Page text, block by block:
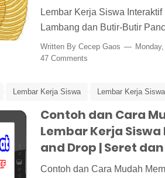
Lembar Kerja Siswa
Lambang dan Butir-Butir
Written By Cecep Gaos
47 Comments
Lembar Kerja Siswa Lembar Kerja
Lepas Tutorial Cara Membuat LKS
Contoh dan Cara
Lembar Kerja
and Drop | Seret
Contoh dan Cara Mudah